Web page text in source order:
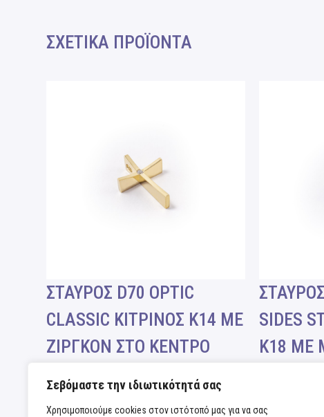
Σεβόμαστε την ιδιωτικότητά σας
Χρησιμοποιούμε cookies στον ιστότοπό μας για να σας
ΣΧΕΤΙΚΑ ΠΡΟΪΟΝΤΑ
ΣΤΑΥΡΟΣ D70 OPTIC
CLASSIC ΚΙΤΡΙΝΟΣ Κ14 ΜΕ
ΖΙΡΓΚΟΝ ΣΤΟ ΚΕΝΤΡΟ
SIDES
Κ18 ΜΕ